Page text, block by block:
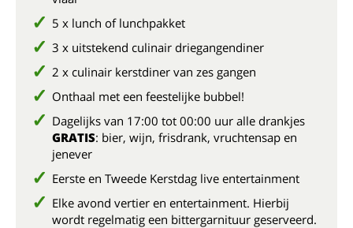
5 x lunch of lunchpakket
3 x uitstekend culinair driegangendiner
2 x culinair kerstdiner van zes gangen
Onthaal met een feestelijke bubbel!
Dagelijks van 17:00 tot 00:00 uur alle drankjes
GRATIS: bier, wijn, frisdrank, vruchtensap en
jenever
Eerste en Tweede Kerstdag live entertainment
Elke avond vertier en entertainment. Hierbij
wordt regelmatig een bittergarnituur geserveerd.